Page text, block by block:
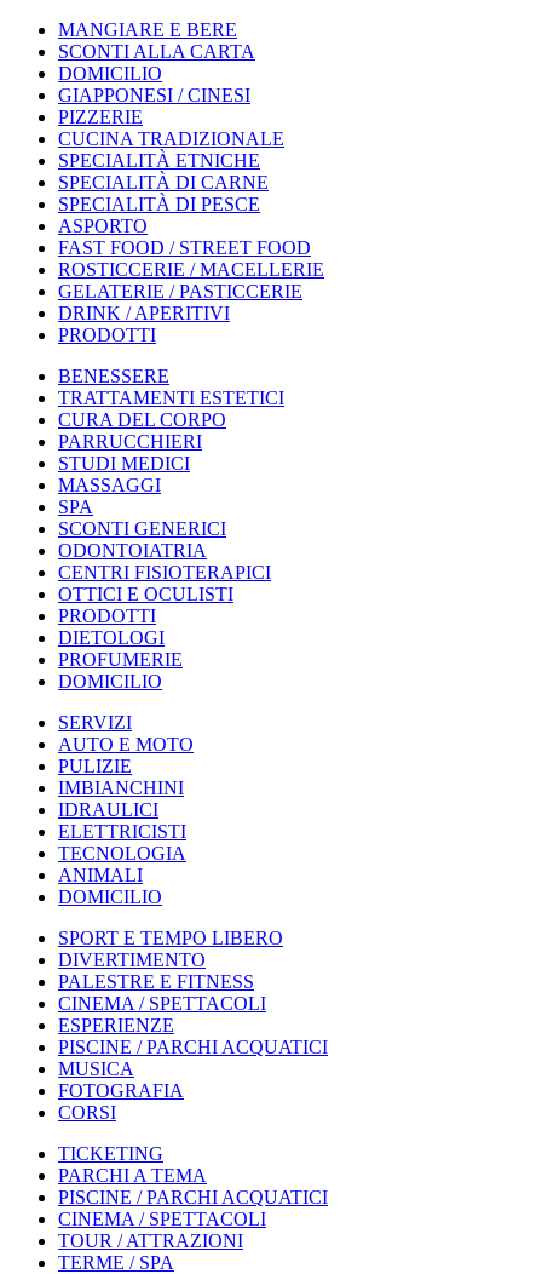
MANGIARE E BERE
SCONTI ALLA CARTA
DOMICILIO
GIAPPONESI / CINESI
PIZZERIE
CUCINA TRADIZIONALE
SPECIALITÀ ETNICHE
SPECIALITÀ DI CARNE
SPECIALITÀ DI PESCE
ASPORTO
FAST FOOD / STREET FOOD
ROSTICCERIE / MACELLERIE
GELATERIE / PASTICCERIE
DRINK / APERITIVI
PRODOTTI
BENESSERE
TRATTAMENTI ESTETICI
CURA DEL CORPO
PARRUCCHIERI
STUDI MEDICI
MASSAGGI
SPA
SCONTI GENERICI
ODONTOIATRIA
CENTRI FISIOTERAPICI
OTTICI E OCULISTI
PRODOTTI
DIETOLOGI
PROFUMERIE
DOMICILIO
SERVIZI
AUTO E MOTO
PULIZIE
IMBIANCHINI
IDRAULICI
ELETTRICISTI
TECNOLOGIA
ANIMALI
DOMICILIO
SPORT E TEMPO LIBERO
DIVERTIMENTO
PALESTRE E FITNESS
CINEMA / SPETTACOLI
ESPERIENZE
PISCINE / PARCHI ACQUATICI
MUSICA
FOTOGRAFIA
CORSI
TICKETING
PARCHI A TEMA
PISCINE / PARCHI ACQUATICI
CINEMA / SPETTACOLI
TOUR / ATTRAZIONI
TERME / SPA